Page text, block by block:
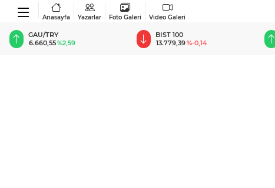
Anasayfa Yazarlar Foto Galeri Video Galeri
BIST 100
13.779,39%-0,14
USD
47,6787%0,18